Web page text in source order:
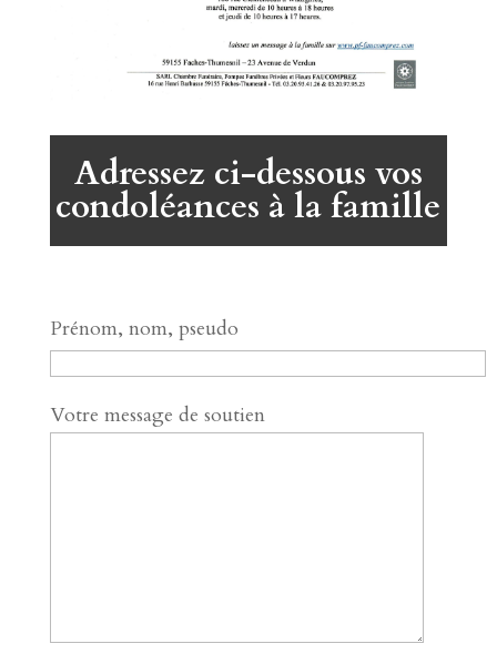
Adressez ci-dessous vos
condoléances à la famille
Prénom, nom, pseudo
Votre message de soutien